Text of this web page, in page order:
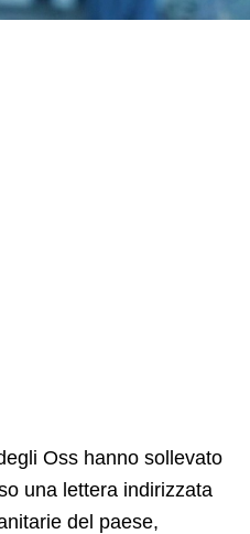
Oss hanno sollevato
una lettera indirizzata
del paese,